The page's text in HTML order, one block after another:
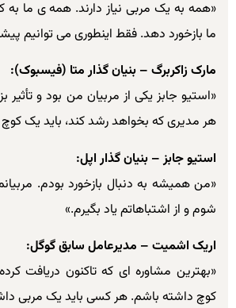
«همه به یک مربی نیاز دارند. همه ی ما به
ما بازخورد دهد. فقط اینطوری می توانیم
مارک زاکربرگ – بنیان گذار متا (فیسبوک):
«استیو جابز یکی از مربیان من بود و
هر مدیری که بخواهد رشد کند، باید یک
استیو جابز – بنیان گذار اپل:
«من همیشه به دنبال بازخورد بودم.
شوم و از اشتباهاتم یاد بگیرم.»
اریک اشمیت – مدیرعامل سابق گوگل:
«بهترین مشاوره ای که تاکنون دریافت
کوچ داشته باشم. هر کسی باید یک مربی